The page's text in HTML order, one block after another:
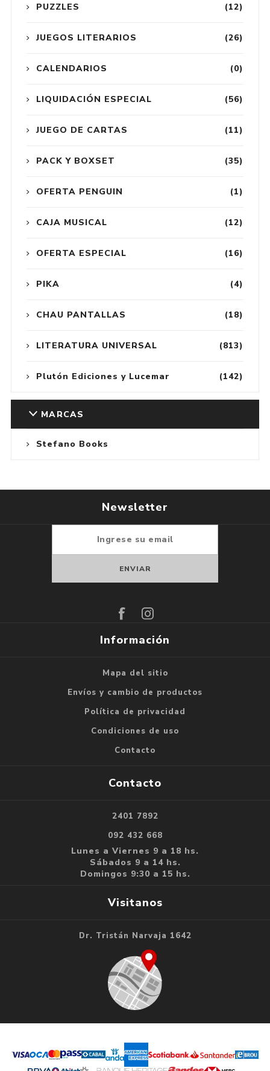
(12)
PUZZLES
(26)
JUEGOS LITERARIOS
(0)
CALENDARIOS
(56)
LIQUIDACIÓN ESPECIAL
(11)
JUEGO DE CARTAS
(35)
PACK Y BOXSET
(1)
OFERTA PENGUIN
(12)
CAJA MUSICAL
(16)
OFERTA ESPECIAL
(4)
PIKA
(18)
CHAU PANTALLAS
(813)
LITERATURA UNIVERSAL
(142)
Plutón Ediciones y Lucemar
MARCAS
Stefano Books
Newsletter
Información
Mapa del sitio
Envíos y cambio de productos
Política de privacidad
Condiciones de uso
Contacto
Contacto
2401 7892
092 432 668
Lunes a Viernes 9 a 18 hs.
Sábados 9 a 14 hs.
Domingos 9:30 a 15 hs.
Visitanos
Dr. Tristán Narvaja 1642